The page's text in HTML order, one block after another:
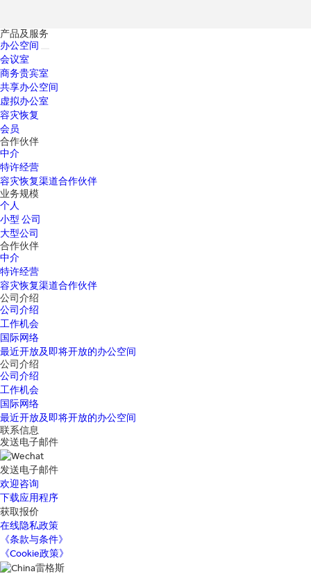
产品及服务
办公空间
会议室
商务贵宾室
共享办公空间
虚拟办公室
容灾恢复
会员
合作伙伴
中介
特许经营
容灾恢复渠道合作伙伴
业务规模
个人
小型 公司
大型公司
合作伙伴
中介
特许经营
容灾恢复渠道合作伙伴
公司介绍
公司介绍
工作机会
国际网络
最近开放及即将开放的办公空间
公司介绍
公司介绍
工作机会
国际网络
最近开放及即将开放的办公空间
联系信息
发送电子邮件
发送电子邮件
欢迎咨询
下载应用程序
获取报价
在线隐私政策
《条款与条件》
《Cookie政策》